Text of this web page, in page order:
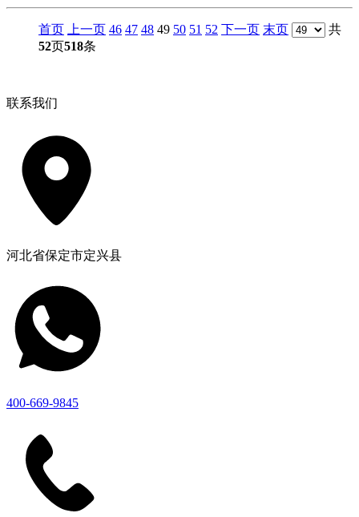
首页 上一页 46 47 48 49 50 51 52 下一页 末页
共
52页518条
联系我们
河北省保定市定兴县
400-669-9845